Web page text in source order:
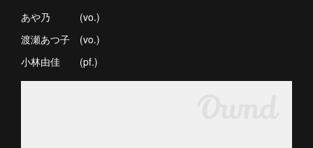
あや乃 (vo.)
渡瀬あつ子 (vo.)
小林由佳 (pf.)